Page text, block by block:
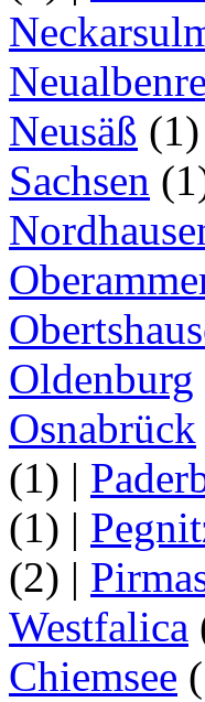
Neusäß (1)
Sachsen
Oldenburg
Osnabrück
(1) |
(1) |
(2) |
Westfalica
Chiemsee